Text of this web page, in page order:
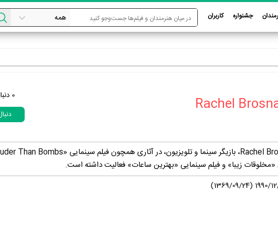
جشنواره کاربران
0
«مخلوقات زیبا» و فیلم سینمایی «بهترین ساعات» فعالیت داشته است.